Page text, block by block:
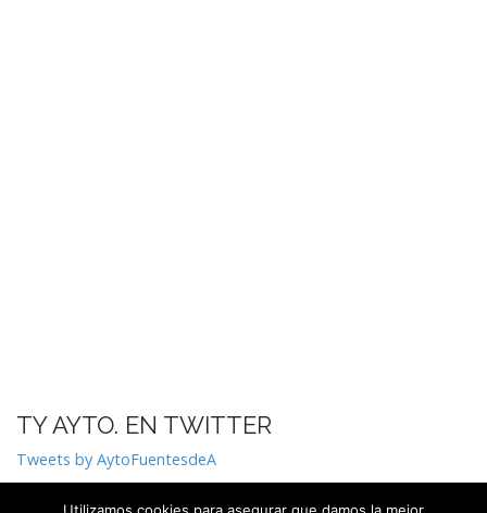
TY AYTO. EN TWITTER
Tweets by AytoFuentesdeA